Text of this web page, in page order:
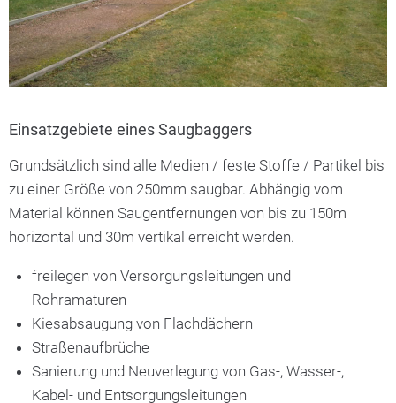
Einsatzgebiete eines Saugbaggers
Grundsätzlich sind alle Medien / feste Stoffe / Partikel bis
zu einer Größe von 250mm saugbar. Abhängig vom
Material können Saugentfernungen von bis zu 150m
horizontal und 30m vertikal erreicht werden.
freilegen von Versorgungsleitungen und
Rohramaturen
Kiesabsaugung von Flachdächern
Straßenaufbrüche
Sanierung und Neuverlegung von Gas-, Wasser-,
Kabel- und Entsorgungsleitungen